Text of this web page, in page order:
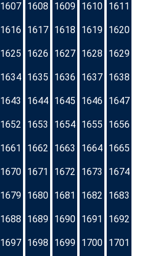
1607 1608 1609 1610 1611
1616 1617 1618 1619 1620
1625 1626 1627 1628 1629
1634 1635 1636 1637 1638
1643 1644 1645 1646 1647
1652 1653 1654 1655 1656
1661 1662 1663 1664 1665
1670 1671 1672 1673 1674
1679 1680 1681 1682 1683
1688 1689 1690 1691 1692
1697 1698 1699 1700 1701